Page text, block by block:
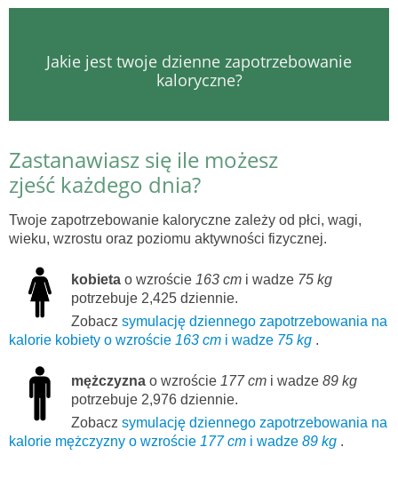
Jakie jest twoje dzienne zapotrzebowanie
kaloryczne?
Zastanawiasz się ile możesz
zjeść każdego dnia?
Twoje zapotrzebowanie kaloryczne zależy od płci, wagi,
wieku, wzrostu oraz poziomu aktywności fizycznej.
kobieta o wzroście 163 cm i wadze 75 kg
potrzebuje 2,425 dziennie.
Zobacz symulację dziennego zapotrzebowania na
kalorie kobiety o wzroście 163 cm i wadze 75 kg .
mężczyzna o wzroście 177 cm i wadze 89 kg
potrzebuje 2,976 dziennie.
Zobacz symulację dziennego zapotrzebowania na
kalorie mężczyzny o wzroście 177 cm i wadze 89 kg .